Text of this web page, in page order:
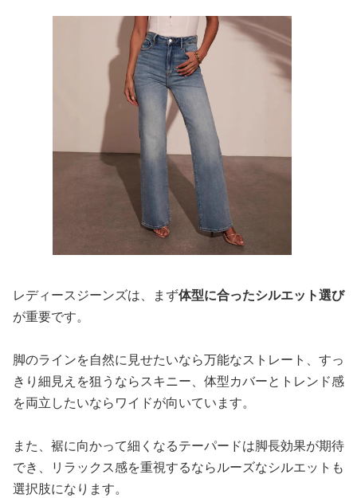
レディースジーンズは、まず体型に合ったシルエット選び
が重要です。
脚のラインを自然に見せたいなら万能なストレート、すっ
きり細見えを狙うならスキニー、体型カバーとトレンド感
を両立したいならワイドが向いています。
また、裾に向かって細くなるテーパードは脚長効果が期待
でき、リラックス感を重視するならルーズなシルエットも
選択肢になります。